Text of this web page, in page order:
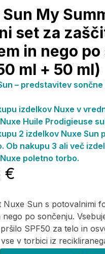
Sun My
set za
in nego
ml + 50 ml)
Nuxe Sun s potovalnimi
nego po sončenju.
SPF50 za telo in
v torbici iz
€
– predstavitev
izdelkov Nuxe v
Huile Prodigieuse
2 izdelkov Nuxe Sun
Ob nakupu 3 ali več
poletno torbo.